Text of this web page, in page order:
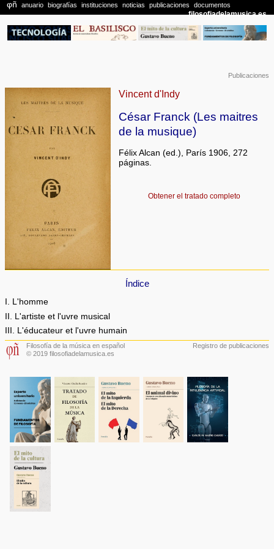
Publicaciones
Vincent d'Indy
César Franck (Les maitres
de la musique)
Félix Alcan (ed.), París 1906, 272
páginas.
Obtener el tratado completo
Índice
I. L'homme
II. L'artiste et l'uvre musical
III. L'éducateur et l'uvre humain
Filosofía de la música en español
© 2019 filosofiadelamusica.es
Registro de publicaciones